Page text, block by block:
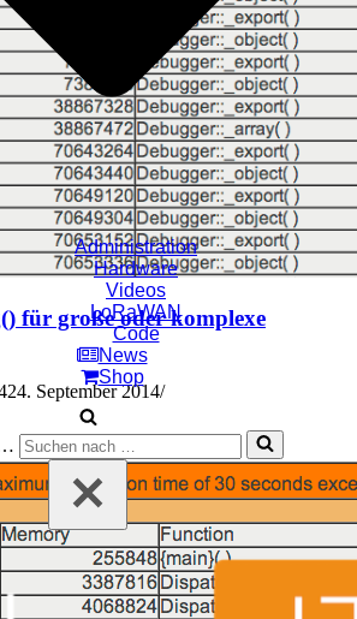
Administration
Hardware
Videos
LoRaWAN
Code
News
Shop
…
für große oder komplexe
24. September 2014